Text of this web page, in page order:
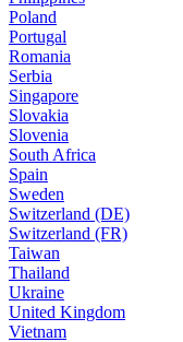
Poland
Portugal
Romania
Serbia
Singapore
Slovakia
Slovenia
South Africa
Spain
Sweden
Switzerland (DE)
Switzerland (FR)
Taiwan
Thailand
Ukraine
United Kingdom
Vietnam